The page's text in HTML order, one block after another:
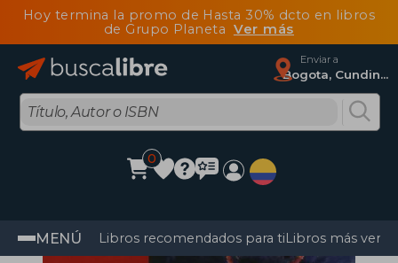
Hoy termina la promo de Hasta 30% dcto en libros
de Grupo Planeta Ver más
Enviar a
Bogota, Cundinamarca
0
MENÚ Libros recomendados para tiLibros más